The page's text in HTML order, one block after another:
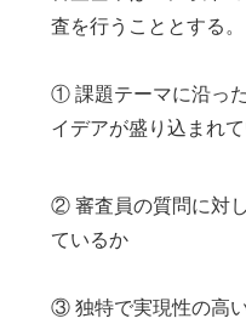
査を行うこととする。
① 課題テーマに沿っ
イデアが盛り込まれ
② 審査員の質問に対
ているか
③ 独特で実現性の高